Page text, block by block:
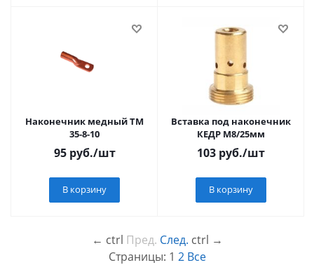
Наконечник медный ТМ
35-8-10
95руб./шт
В корзину
Вставка под наконечник
КЕДР М8/25мм
103 руб./шт
В корзину
← ctrl Пред. След. ctrl →
Страницы: 1 2 Все